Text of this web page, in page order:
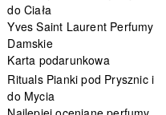
do Ciała
Yves Saint Laurent Perfumy
Damskie
Karta podarunkowa
Rituals Pianki pod Prysznic i
do Mycia